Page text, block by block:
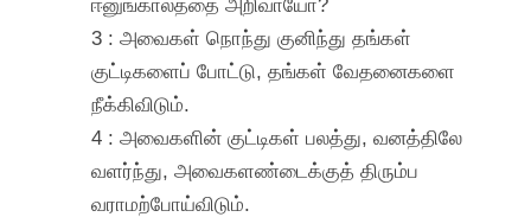
3 : அவைகள் நொந்து குனிந்து தங்கள்
குட்டிகளைப் போட்டு, தங்கள் வேதனைகளை
நீக்கிவிடும்.
4 : அவைகளின் குட்டிகள் பலத்து, வனத்திலே
வளர்ந்து, அவைகளண்டைக்குத் திரும்ப
வராமற்போய்விடும்.